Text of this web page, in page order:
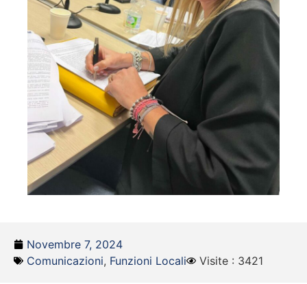
Novembre 7, 2024
Comunicazioni, Funzioni Locali Visite : 3421